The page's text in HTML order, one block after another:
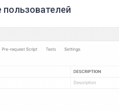
пользователей